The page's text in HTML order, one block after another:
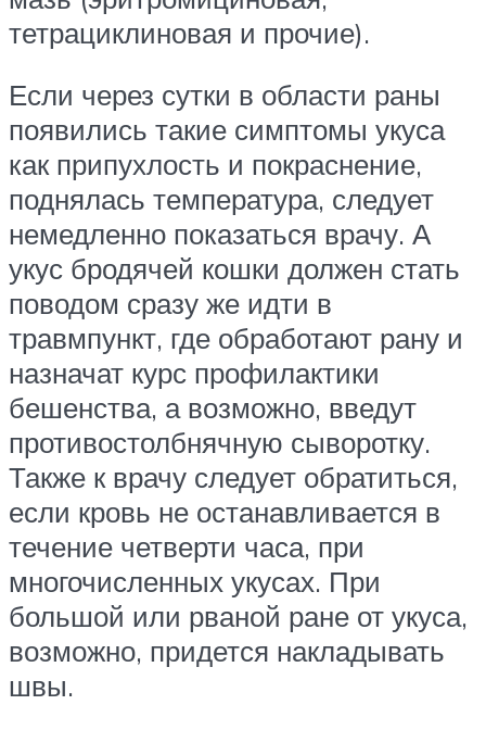
тетрациклиновая и прочие).
Если через сутки в области раны
появились такие симптомы укуса
как припухлость и покраснение,
поднялась температура, следует
немедленно показаться врачу. А
укус бродячей кошки должен стать
поводом сразу же идти в
травмпункт, где обработают рану и
назначат курс профилактики
бешенства, а возможно, введут
противостолбнячную сыворотку.
Также к врачу следует обратиться,
если кровь не останавливается в
течение четверти часа, при
многочисленных укусах. При
большой или рваной ране от укуса,
возможно, придется накладывать
швы.